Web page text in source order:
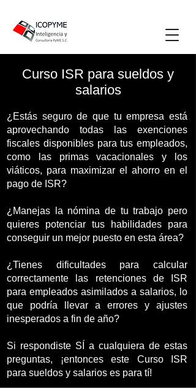
Curso ISR para sueldos y
salarios
¿Estás seguro de que tu empresa está
aprovechando todas las exenciones
fiscales disponibles para tus empleados,
como las primas vacacionales y los
viáticos, para maximizar el ahorro en el
pago de ISR?
​¿Manejas la nómina de tu trabajo pero
quieres potenciar tus habilidades para
conseguir un mejor puesto en esta área?
¿Tienes dificultades para calcular
correctamente las retenciones de ISR
para empleados asimilados a salarios, lo
que podría llevar a errores y ajustes
inesperados a fin de año?
Si respondiste SÍ a cualquiera de estas
preguntas, ¡entonces este Curso ISR
para sueldos y salarios es para tí!